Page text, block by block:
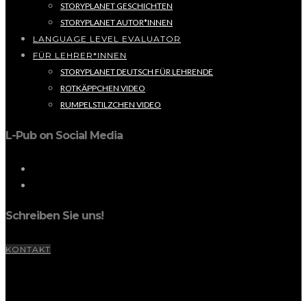
STORYPLANET GESCHICHTEN
STORYPLANET AUTOR*INNEN
LANGUAGE LEVEL EVALUATOR
FÜR LEHRER*INNEN
STORYPLANET DEUTSCH FÜR LEHRENDE
ROTKÄPPCHEN VIDEO
RUMPELSTILZCHEN VIDEO
L-Pub on Social Media
Schreiben Sie uns!
KONTAKT